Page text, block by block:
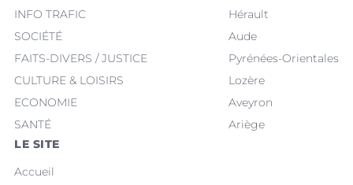
INFO TRAFIC
SOCIÉTÉ
FAITS-DIVERS / JUSTICE
CULTURE & LOISIRS
ECONOMIE
SANTÉ
Hérault
Aude
Pyrénées-Orientales
Lozère
Aveyron
Ariège
LE SITE
Accueil